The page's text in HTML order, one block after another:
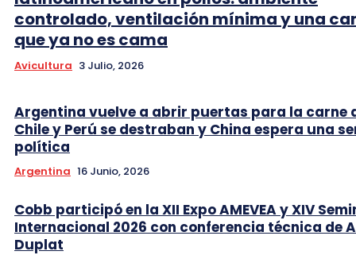
controlado, ventilación mínima y una
que ya no es cama
Avicultura 3 Julio, 2026
Argentina vuelve a abrir puertas para la carne
Chile y Perú se destraban y China espera una
política
Argentina 16 Junio, 2026
Cobb participó en la XII Expo AMEVEA y XIV
Internacional 2026 con conferencia técnica de
Duplat